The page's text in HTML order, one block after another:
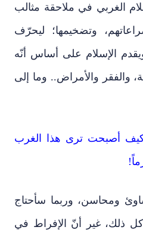
الغربي في ملاحقة مثالب
وتضخيمها؛ ليحرّف
الإسلام على أساس أنّه
والفقر والأمراض.. وما إلى
كيف أصبحت ترى هذا الغرب
ومحاسن، وربما سأحتاج
ذلك، غير أنّ الإفراط في